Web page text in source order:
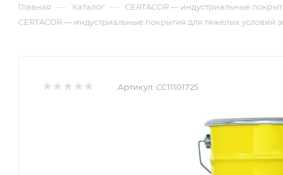
Главная — Каталог — CERTACOR — индустриальные
CERTACOR — индустриальные покрытия для тяжёлых условий
Артикул: CC11101725